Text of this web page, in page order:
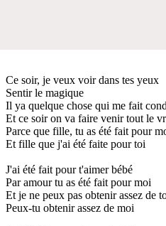
Ce soir, je veux voir dans tes yeux
Sentir le magique
Il ya quelque chose qui me fait
Et ce soir on va faire venir tout le
Parce que fille, tu as été fait pour
Et fille que j'ai été faite pour toi
J'ai été fait pour t'aimer bébé
Par amour tu as été fait pour moi
Et je ne peux pas obtenir assez de
Peux-tu obtenir assez de moi